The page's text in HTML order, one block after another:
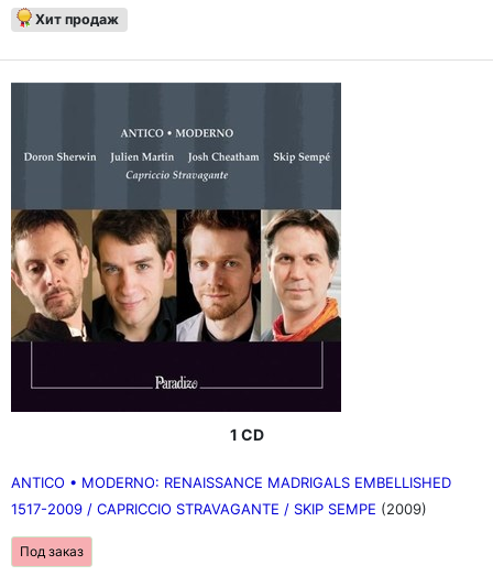
Хит продаж
1 CD
ANTICO • MODERNO: RENAISSANCE MADRIGALS EMBELLISHED
1517-2009 / CAPRICCIO STRAVAGANTE / SKIP SEMPE (2009)
Под заказ